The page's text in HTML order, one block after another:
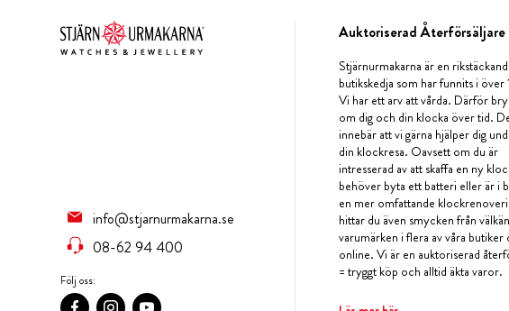
info@stjarnurmakarna.se
08-62 94 400
Följ oss:
Auktoriserad Återförsäljare
Stjärnurmakarna är en
butikskedja som har funnits i över
Vi har ett arv att vårda. Därför
om dig och din klocka över tid.
innebär att vi gärna hjälper dig
din klockresa. Oavsett om du är
intresserad av att skaffa en ny
behöver byta ett batteri eller är i
en mer omfattande
hittar du även smycken från
varumärken i flera av våra butiker
online. Vi är en auktoriserad
= tryggt köp och alltid äkta varor.